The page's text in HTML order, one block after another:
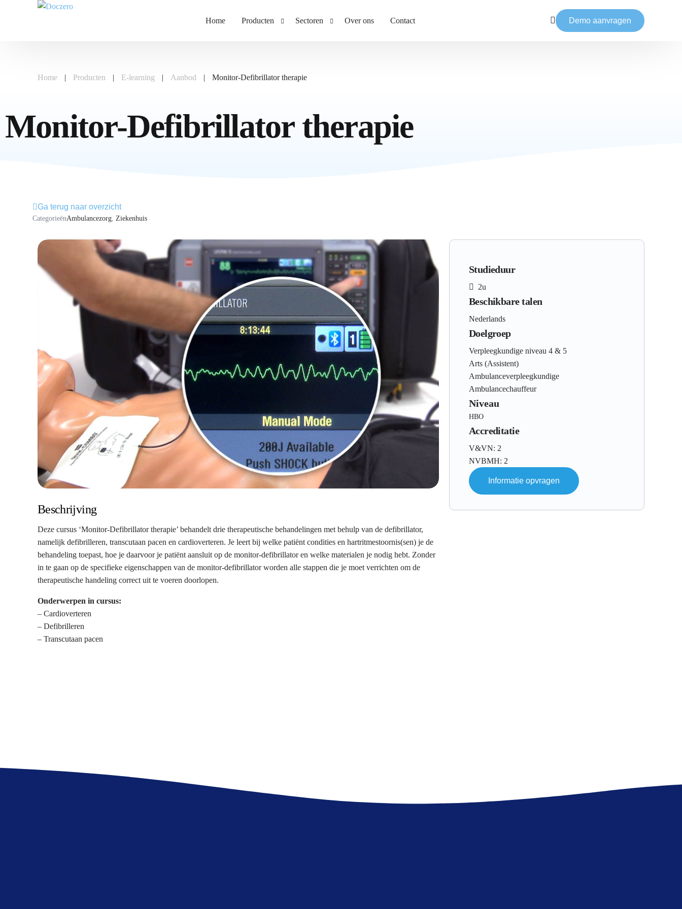
Home Producten
Assessment tool
Sectoren
Gehandicaptenzorg
Over ons Contact Demo aanvragen
Home | Producten | E-learning | Aanbod | Monitor-Defibrillator therapie
Monitor-Defibrillator therapie
Ga terug naar overzicht
CategorieënAmbulancezorg, Ziekenhuis
Beschrijving
Deze cursus ‘Monitor-Defibrillator therapie’ behandelt drie therapeutische behandelingen met behulp van de defibrillator,
namelijk defibrilleren, transcutaan pacen en cardioverteren. Je leert bij welke patiënt condities en hartritmestoornis(sen) je de
behandeling toepast, hoe je daarvoor je patiënt aansluit op de monitor-defibrillator en welke materialen je nodig hebt. Zonder
in te gaan op de specifieke eigenschappen van de monitor-defibrillator worden alle stappen die je moet verrichten om de
therapeutische handeling correct uit te voeren doorlopen.
Onderwerpen in cursus:
– Cardioverteren
– Defibrilleren
– Transcutaan pacen
Studieduur
2u
Beschikbare talen
Nederlands
Doelgroep
Verpleegkundige niveau 4 & 5
Arts (Assistent)
Ambulanceverpleegkundige
Ambulancechauffeur
Niveau
HBO
Accreditatie
V&VN: 2
NVBMH: 2
Informatie opvragen